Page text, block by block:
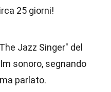
25 giorni!
Jazz Singer" del
sonoro, segnando
parlato.